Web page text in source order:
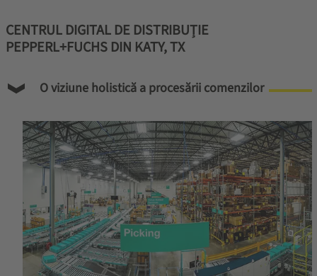
CENTRUL DIGITAL DE DISTRIBUȚIE
PEPPERL+FUCHS DIN KATY, TX
O viziune holistică a procesării comenzilor